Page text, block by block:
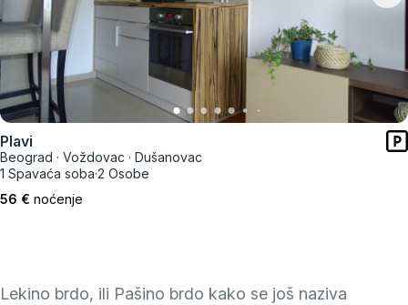
Plavi
Beograd · Voždovac · Dušanovac
1 Spavaća soba·2 Osobe
56 € noćenje
Lekino brdo, ili Pašino brdo kako se još naziva